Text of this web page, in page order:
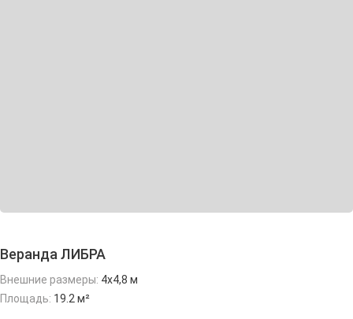
Веранда ЛИБРА
Внешние размеры: 4х4,8 м
Площадь: 19.2 м²